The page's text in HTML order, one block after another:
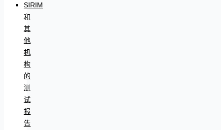
SIRIM
和
其
他
机
构
的
测
试
报
告